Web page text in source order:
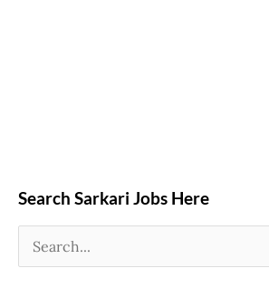
Search Sarkari Jobs Here